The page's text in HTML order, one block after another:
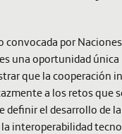
convocada por
una oportunidad única
que la cooperación
a los retos que
definir el desarrollo de la
interoperabilidad